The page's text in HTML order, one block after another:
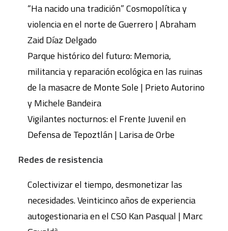
“Ha nacido una tradición” Cosmopolítica y
violencia en el norte de Guerrero | Abraham
Zaid Díaz Delgado
Parque histórico del futuro: Memoria,
militancia y reparación ecológica en las ruinas
de la masacre de Monte Sole | Prieto Autorino
y Michele Bandeira
Vigilantes nocturnos: el Frente Juvenil en
Defensa de Tepoztlán | Larisa de Orbe
Redes de resistencia
Colectivizar el tiempo, desmonetizar las
necesidades. Veinticinco años de experiencia
autogestionaria en el CSO Kan Pasqual | Marc